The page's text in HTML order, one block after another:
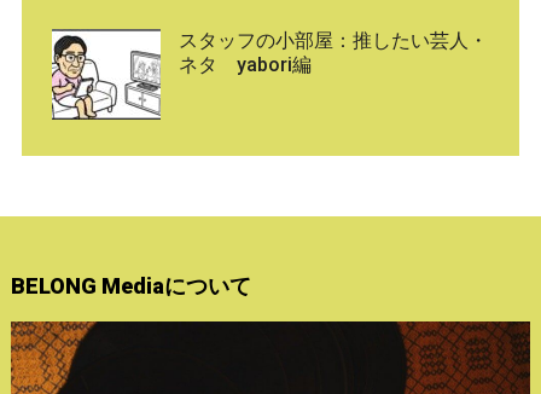
スタッフの小部屋：推したい芸人・
ネタ yabori編
BELONG Mediaについて